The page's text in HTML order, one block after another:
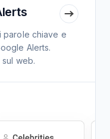
parole chiave e
Alerts.
web.